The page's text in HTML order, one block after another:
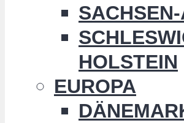
HOLSTEIN
EUROPA